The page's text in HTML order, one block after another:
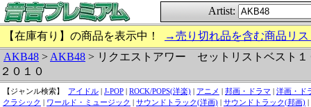
Artist:
【在庫有り】の商品を表示中！
→売り切れ品を含む商品リ
AKB48 > AKB48 > リクエストアワー セットリストベスト
２０１０
【ジャンル検索】 アイドル | J-POP | ROCK/POPS(洋楽) | アニメ | 邦画・ドラマ | 洋画・ド
クラシック | ワールド・ミュージック | サウンドトラック(洋画) | サウンドトラック(邦画) |